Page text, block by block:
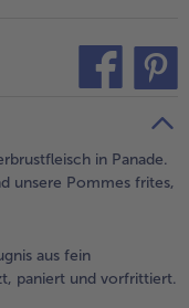
in Panade.
unsere Pommes frites,
aus fein
paniert und vorfrittiert.